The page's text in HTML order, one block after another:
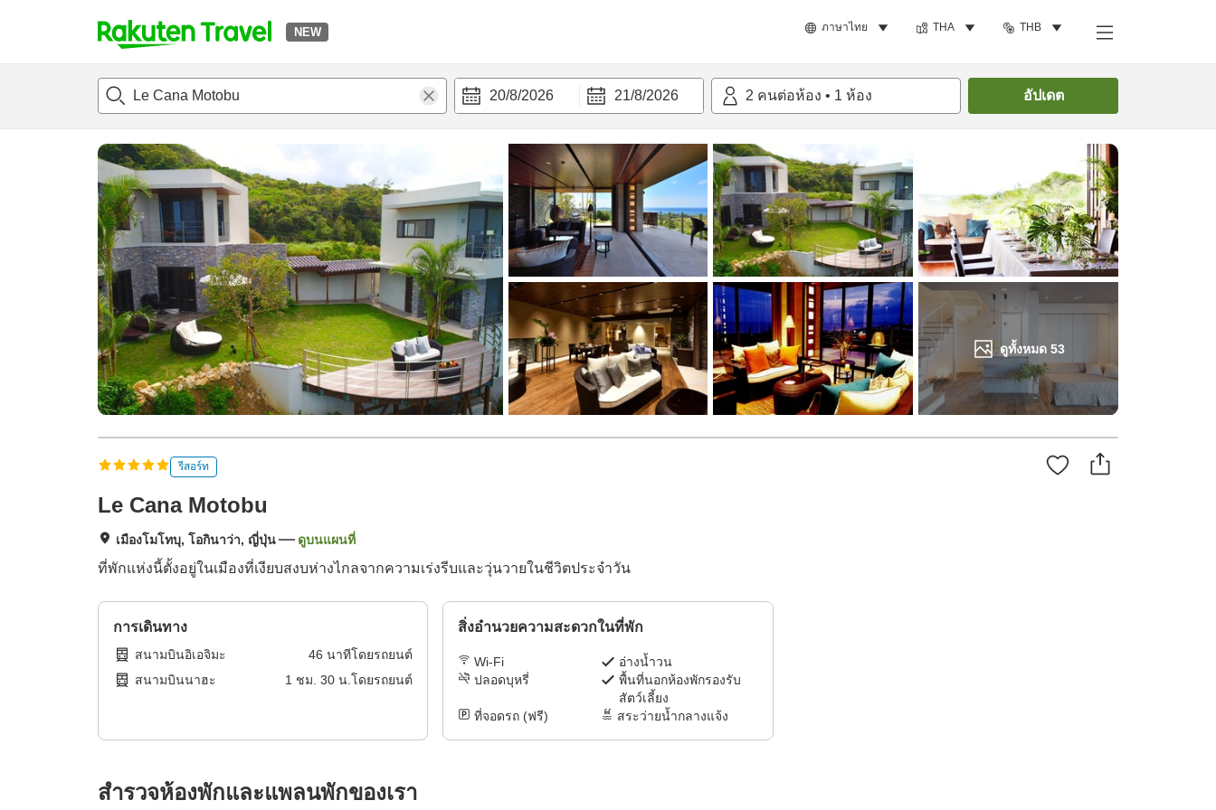
NEW ภาษาไทย THA THB
t
p
a
e
_
s
e
a
r
c
h
20/8/2026 21/8/2026 2 คนต่อห้อง • 1 ห้อง อัปเดต
ดูทั้งหมด 53
แนะนำที่พักห้องพักและแพลนพัก สิ่่งอำนวยความสะดวก ค้นหาห้องพัก
รีสอร์ท
Le Cana Motobu
เมืองโมโทบุ, โอกินาว่า, ญี่ปุ่น ดูบนแผนที่
ที่พักแห่งนี้ตั้งอยู่ในเมืองที่เงียบสงบห่างไกลจากความเร่งรีบและวุ่นวายในชีวิตประจำวัน
การเดินทาง
สนามบินอิเอจิมะ 46 นาทีโดยรถยนต์
สนามบินนาฮะ
1 ชม.30 น.โดยรถยนต์
สิ่งอำนวยความสะดวกในที่พัก
Wi-Fi
อ่างน้ำวน
ปลอดบุหรี่
พื้นที่นอกห้องพักรองรับ
สัตว์เลี้ยง
ที่จอดรถ (ฟรี)
สระว่ายน้ำกลางแจ้ง
สำรวจห้องพักและแพลนพักของเรา